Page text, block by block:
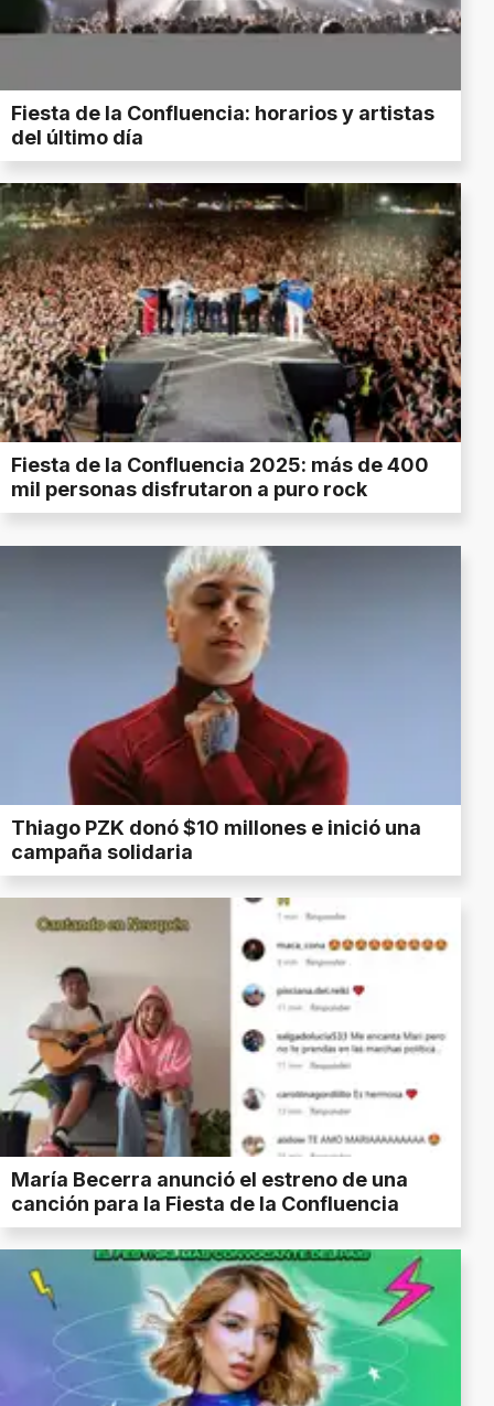
Fiesta de la Confluencia: horarios y artistas
del último día
Fiesta de la Confluencia 2025: más de 400
mil personas disfrutaron a puro rock
Thiago PZK donó $10 millones e inició una
campaña solidaria
María Becerra anunció el estreno de una
canción para la Fiesta de la Confluencia